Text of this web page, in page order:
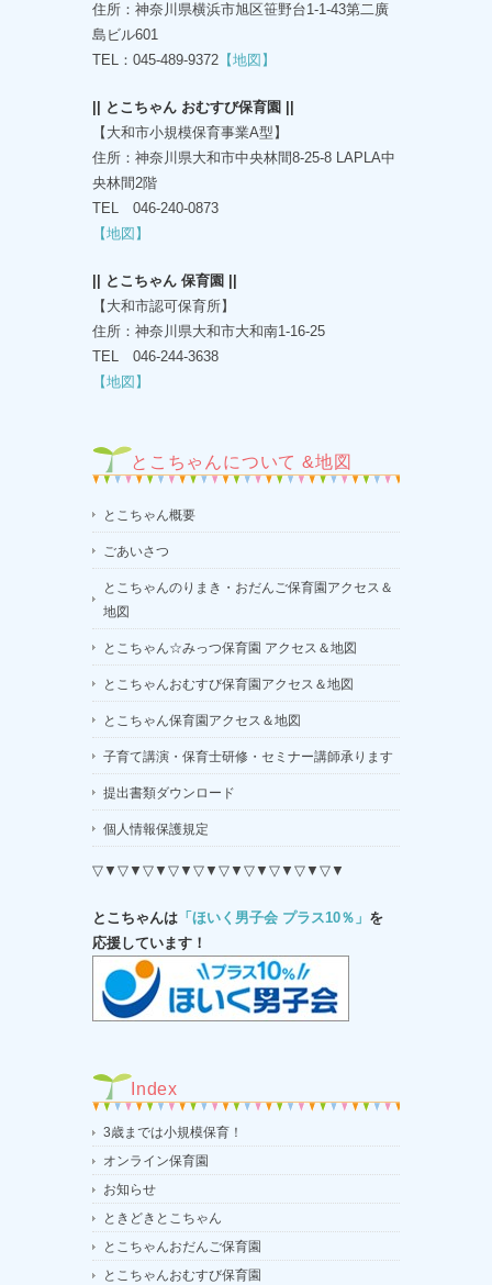
住所：神奈川県横浜市旭区笹野台1-1-43第二廣
島ビル601
TEL：045-489-9372 【地図】
|| とこちゃん おむすび保育園 ||
【大和市小規模保育事業A型】
住所：神奈川県大和市中央林間8-25-8 LAPLA中
央林間2階
TEL 046-240-0873
【地図】
|| とこちゃん 保育園 ||
【大和市認可保育所】
住所：神奈川県大和市大和南1-16-25
TEL 046-244-3638
【地図】
とこちゃんについて &地図
とこちゃん概要
ごあいさつ
とこちゃんのりまき・おだんご保育園アクセス＆
地図
とこちゃん☆みっつ保育園 アクセス＆地図
とこちゃんおむすび保育園アクセス＆地図
とこちゃん保育園アクセス＆地図
子育て講演・保育士研修・セミナー講師承ります
提出書類ダウンロード
個人情報保護規定
▽▼▽▼▽▼▽▼▽▼▽▼▽▼▽▼▽▼▽▼
とこちゃんは 「ほいく男子会 プラス10％」 を
応援しています！
Index
3歳までは小規模保育！
オンライン保育園
お知らせ
ときどきとこちゃん
とこちゃんおだんご保育園
とこちゃんおむすび保育園